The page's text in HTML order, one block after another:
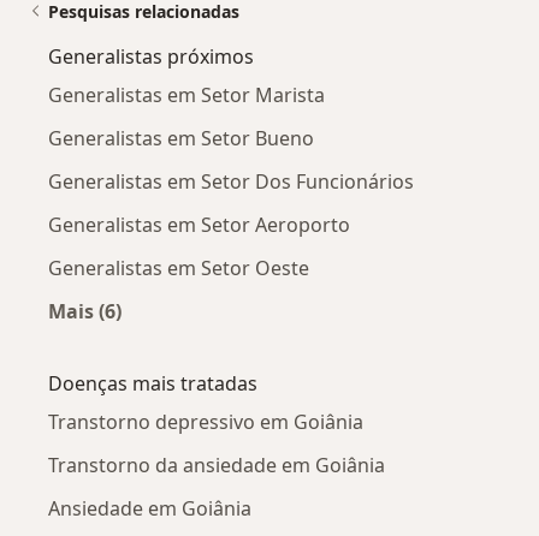
Pesquisas relacionadas
Generalistas próximos
Generalistas em Setor Marista
Generalistas em Setor Bueno
Generalistas em Setor Dos Funcionários
Generalistas em Setor Aeroporto
Generalistas em Setor Oeste
Mais (6)
Doenças mais tratadas
Transtorno depressivo em Goiânia
Transtorno da ansiedade em Goiânia
Ansiedade em Goiânia